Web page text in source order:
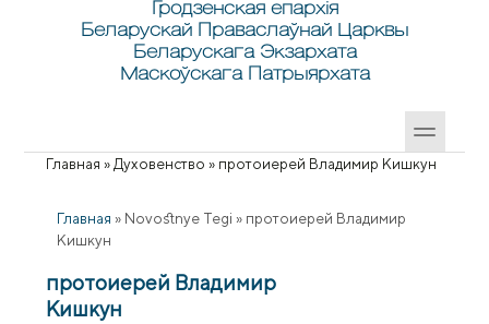
Гродзенская епархія
Беларускай Праваслаўнай Царквы
Беларускага Экзархата
Маскоўскага Патрыярхата
Вы здесь
Главная »Духовенство » протоиерей Владимир Кишкун
Главная » Novostnye Tegi » протоиерей Владимир
Кишкун
протоиерей Владимир
Кишкун